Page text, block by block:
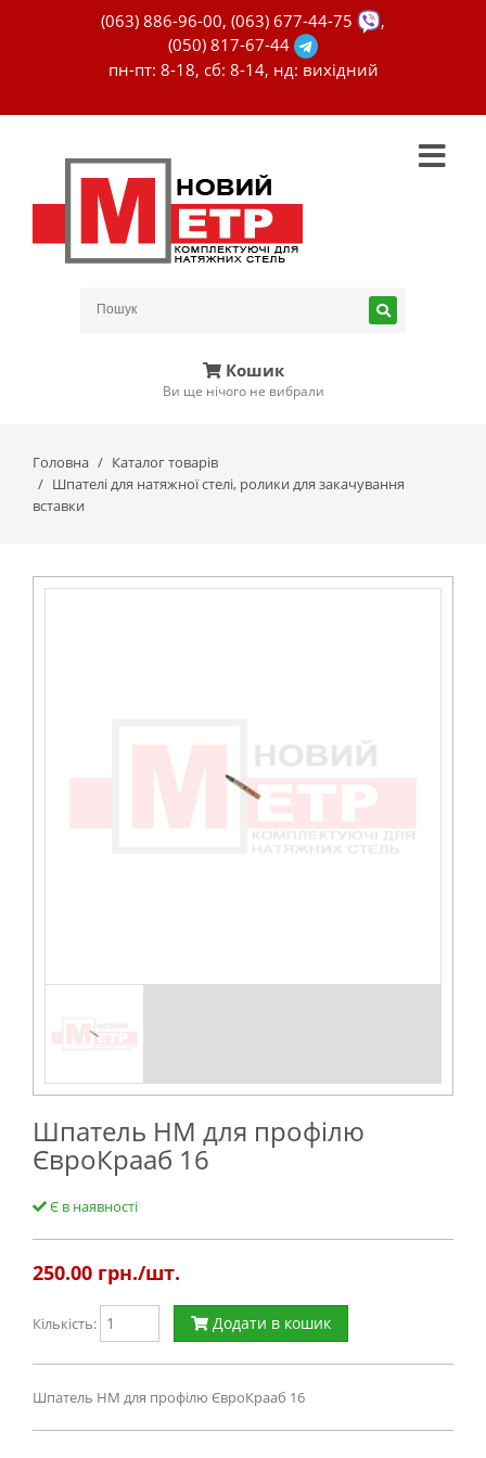
(063) 886-96-00, (063) 677-44-75
,
(050) 817-67-44
пн-пт: 8-18, сб: 8-14, нд: вихідний
Кошик
Ви ще нічого не вибрали
Головна
Каталог товарів
Шпателі для натяжної стелі, ролики для закачування
вставки
Шпатель НМ для профілю
ЄвроКрааб 16
Є в наявності
250.00 грн./шт.
Кількість: Додати в кошик
Шпатель НМ для профілю ЄвроКрааб 16